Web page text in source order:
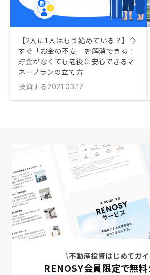
【2人に1人はもう始めている？】今
すぐ「お金の不安」を解消できる！
貯金がなくても老後に安心できるマ
ネープランの立て方
投資する2021.03.17
不動産投資はじめてガ
RENOSY会員限定で無料